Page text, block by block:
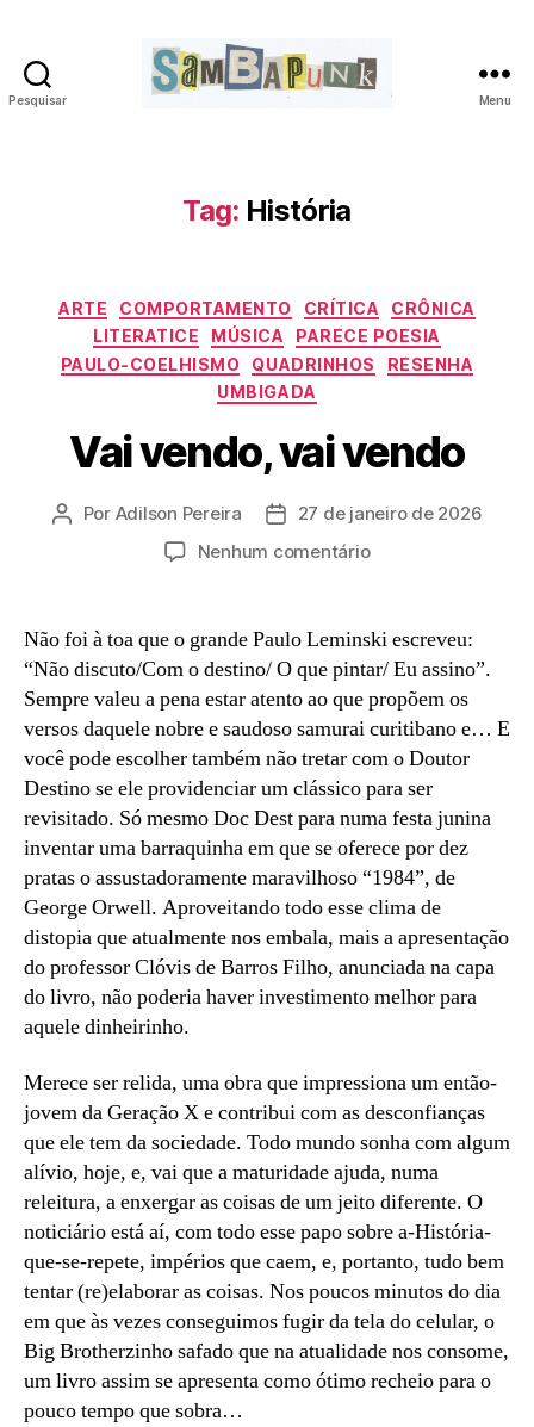
Pesquisar Menu
Tag: História
Categorias
ARTE COMPORTAMENTO CRÍTICA
CRÔNICA
LITERATICE
MÚSICA
PARECE POESIA
PAULO-COELHISMO
QUADRINHOS
RESENHA
UMBIGADA
Vai vendo, vai vendo
Autor
Por Adilson Pereira
Data27 de janeiro de 2026
Nenhum comentárioem
vai
Não foi à toa que o grande Paulo Leminski escreveu:
“Não discuto/Com o destino/ O que pintar/ Eu assino”.
Sempre valeu a pena estar atento ao que propõem os
versos daquele nobre e saudoso samurai curitibano e… E
você pode escolher também não tretar com o Doutor
Destino se ele providenciar um clássico para ser
revisitado. Só mesmo Doc Dest para numa festa junina
inventar uma barraquinha em que se oferece por dez
pratas o assustadoramente maravilhoso “1984”, de
George Orwell. Aproveitando todo esse clima de
distopia que atualmente nos embala, mais a apresentação
do professor Clóvis de Barros Filho, anunciada na capa
do livro, não poderia haver investimento melhor para
aquele dinheirinho.
Merece ser relida, uma obra que impressiona um então-
jovem da Geração X e contribui com as desconfianças
que ele tem da sociedade. Todo mundo sonha com algum
alívio, hoje, e, vai que a maturidade ajuda, numa
releitura, a enxergar as coisas de um jeito diferente. O
noticiário está aí, com todo esse papo sobre a-História-
que-se-repete, impérios que caem, e, portanto, tudo bem
tentar (re)elaborar as coisas. Nos poucos minutos do dia
em que às vezes conseguimos fugir da tela do celular, o
Big Brotherzinho safado que na atualidade nos consome,
um livro assim se apresenta como ótimo recheio para o
pouco tempo que sobra…